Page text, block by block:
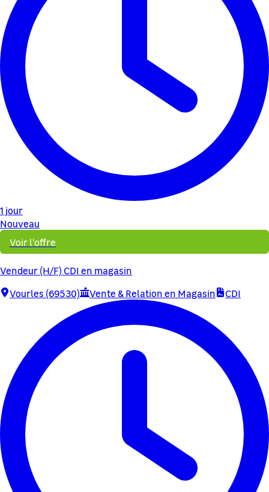
1 jour
Nouveau
Voir l'offre
Vendeur (H/F) CDI en magasin
Vourles (69530)
Vente & Relation en Magasin CDI